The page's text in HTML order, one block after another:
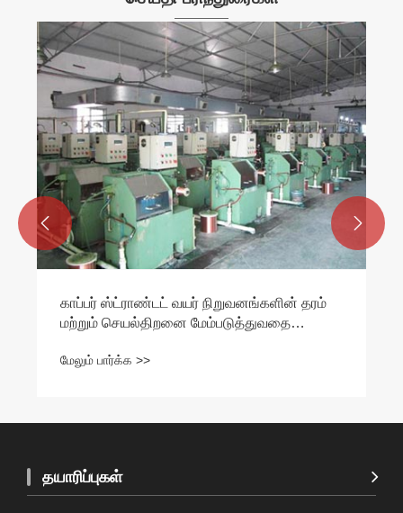
செப்பு பின்னப்பட்ட கம்பி தயாரிப்பதற்கான
தரநிலை உங்களுக்குத் தெரியுமா?
மேலும் பார்க்க >>
 
தயாரிப்புகள்